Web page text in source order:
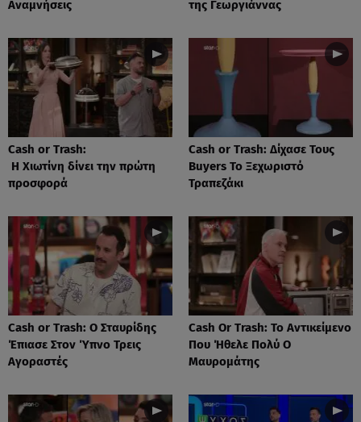
Αναμνήσεις
της Γεωργιάννας
Cash or Trash:
Η Χιωτίνη δίνει την πρώτη
προσφορά
Cash or Trash: Δίχασε Τους
Buyers Το Ξεχωριστό
Τραπεζάκι
Cash or Trash: Ο Σταυρίδης
Έπιασε Στον Ύπνο Τρεις
Αγοραστές
Cash Or Trash: Το Αντικείμενο
Που Ήθελε Πολύ Ο
Μαυρομάτης